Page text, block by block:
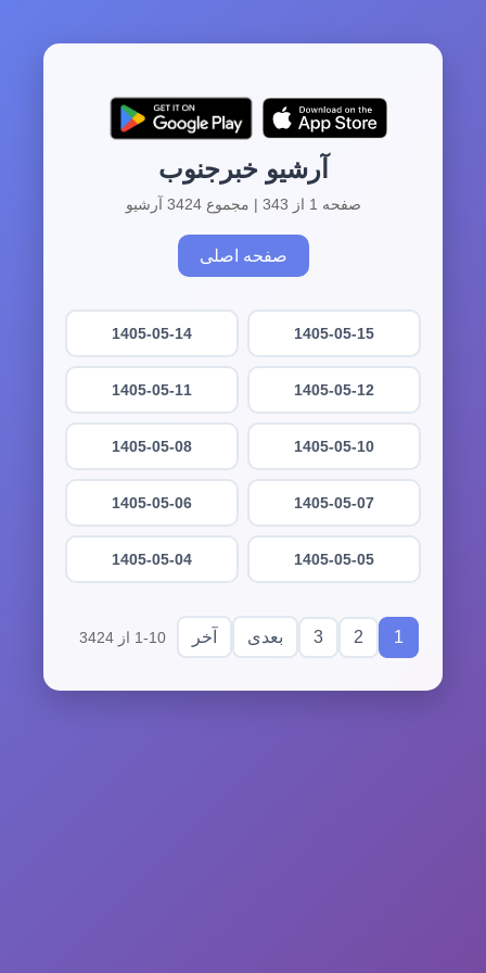
آرشیو خبرجنوب
صفحه 1 از 343 | مجموع 3424 آرشیو
صفحه اصلی
1405-05-15
1405-05-14
1405-05-12
1405-05-11
1405-05-10
1405-05-08
1405-05-07
1405-05-06
1405-05-05
1405-05-04
1
2
3 بعدی آخر 1-10 از 3424